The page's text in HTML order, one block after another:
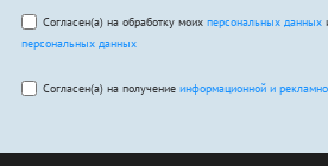
Согласен(а) на обработку моих персональных данных
персональных данных
Согласен(а) на получение информационной и